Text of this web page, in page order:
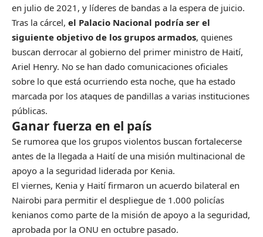
en julio de 2021, y líderes de bandas a la espera de juicio.
Tras la cárcel, el Palacio Nacional podría ser el
siguiente objetivo de los grupos armados, quienes
buscan derrocar al gobierno del primer ministro de Haití,
Ariel Henry. No se han dado comunicaciones oficiales
sobre lo que está ocurriendo esta noche, que ha estado
marcada por los ataques de pandillas a varias instituciones
públicas.
Ganar fuerza en el país
Se rumorea que los grupos violentos buscan fortalecerse
antes de la llegada a Haití de una misión multinacional de
apoyo a la seguridad liderada por Kenia.
El viernes, Kenia y Haití firmaron un acuerdo bilateral en
Nairobi para permitir el despliegue de 1.000 policías
kenianos como parte de la misión de apoyo a la seguridad,
aprobada por la ONU en octubre pasado.